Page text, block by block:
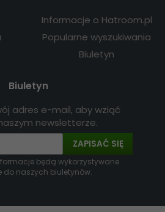
Informacje o Hatroom.pl
Popularne wyszukiwania
Biuletyn
Biuletyn
adres e-mail, aby wziąć
newsletterze.
ZAPISAĆ SIĘ
będą wykorzystywane
do naszych biuletynów.